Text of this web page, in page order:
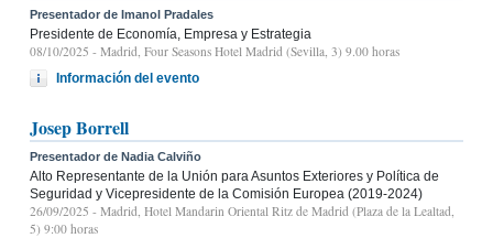
Presentador de Imanol Pradales
Presidente de Economía, Empresa y Estrategia
08/10/2025 - Madrid, Four Seasons Hotel Madrid (Sevilla, 3) 9.00 horas
Información del evento
Josep Borrell
Presentador de Nadia Calviño
Alto Representante de la Unión para Asuntos Exteriores y Política de
Seguridad y Vicepresidente de la Comisión Europea (2019-2024)
26/09/2025 - Madrid, Hotel Mandarin Oriental Ritz de Madrid (Plaza de la Lealtad,
5) 9:00 horas